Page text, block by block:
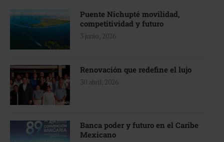
Puente Nichupté movilidad,
competitividad y futuro
3 junio, 2026
Renovación que redefine el lujo
30 abril, 2026
Banca poder y futuro en el Caribe
Mexicano